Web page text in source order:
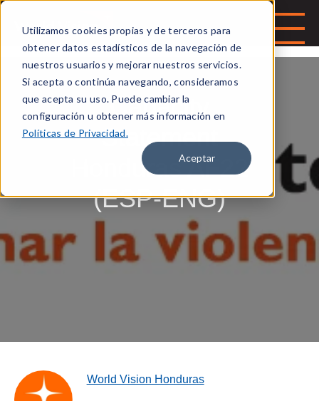
Utilizamos cookies propias y de terceros para
obtener datos estadísticos de la navegación de
nuestros usuarios y mejorar nuestros servicios.
Si acepta o continúa navegando, consideramos
que acepta su uso. Puede cambiar la
configuración u obtener más información en
Políticas de Privacidad.
Aceptar
Capacity
Statement
Honduras AF22
(ESP-ENG)
World Vision Honduras